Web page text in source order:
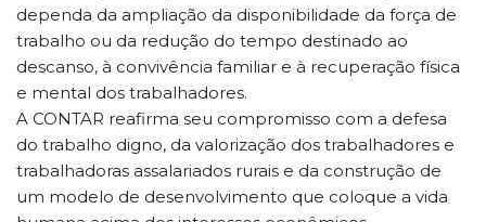
dependa da ampliação da disponibilidade da força de
trabalho ou da redução do tempo destinado ao
descanso, à convivência familiar e à recuperação física
e mental dos trabalhadores.
A CONTAR reafirma seu compromisso com a defesa
do trabalho digno, da valorização dos trabalhadores e
trabalhadoras assalariados rurais e da construção de
um modelo de desenvolvimento que coloque a vida